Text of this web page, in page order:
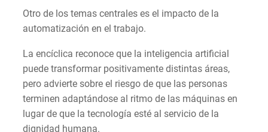
Otro de los temas centrales es el impacto de la
automatización en el trabajo.
La encíclica reconoce que la inteligencia artificial
puede transformar positivamente distintas áreas,
pero advierte sobre el riesgo de que las personas
terminen adaptándose al ritmo de las máquinas en
lugar de que la tecnología esté al servicio de la
dignidad humana.